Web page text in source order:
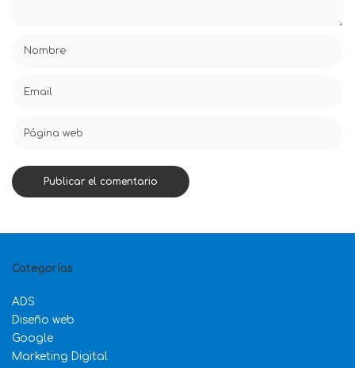
Categorías
ADS
Diseño web
Google
Marketing Digital